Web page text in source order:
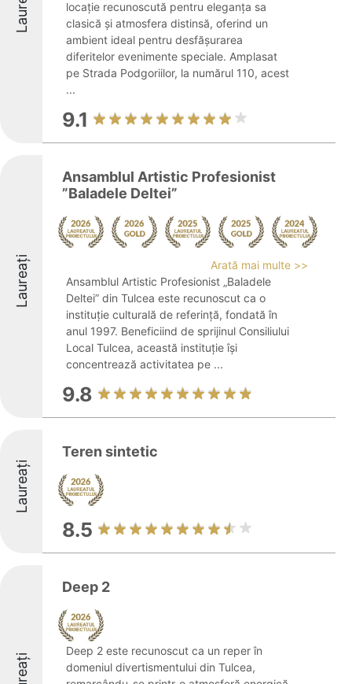
locație recunoscută pentru eleganța sa
clasică și atmosfera distinsă, oferind un
ambient ideal pentru desfășurarea
diferitelor evenimente speciale. Amplasat
pe Strada Podgoriilor, la numărul 110, acest
...
9.1
Laureați
Ansamblul Artistic Profesionist
”Baladele Deltei”
Arată mai multe >>
Ansamblul Artistic Profesionist „Baladele
Deltei” din Tulcea este recunoscut ca o
instituție culturală de referință, fondată în
anul 1997. Beneficiind de sprijinul Consiliului
Local Tulcea, această instituție își
concentrează activitatea pe ...
9.8
Laureați
Teren sintetic
8.5
Deep 2
Deep 2 este recunoscut ca un reper în
domeniul divertismentului din Tulcea,